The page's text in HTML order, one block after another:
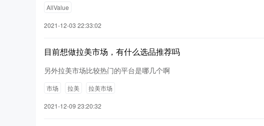
AllValue
2021-12-03 22:33:02
目前想做拉美市场，有什么选品推荐吗
另外拉美市场比较热门的平台是哪几个啊
市场 拉美 拉美市场
2021-12-09 23:20:32